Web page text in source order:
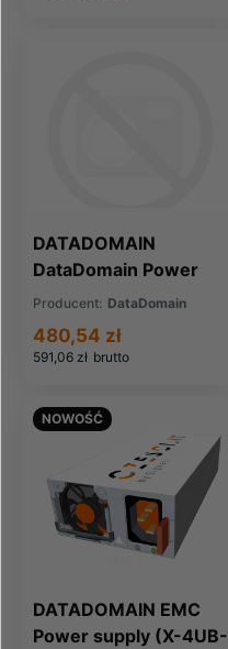
DATADOMAIN
DataDomain Power
Supply 1100W (X-
Producent: DataDomain
591,06 zł brutto
480,54 zł
DATADOMAIN EMC
Power supply (X-4UB-
NOWOŚĆ